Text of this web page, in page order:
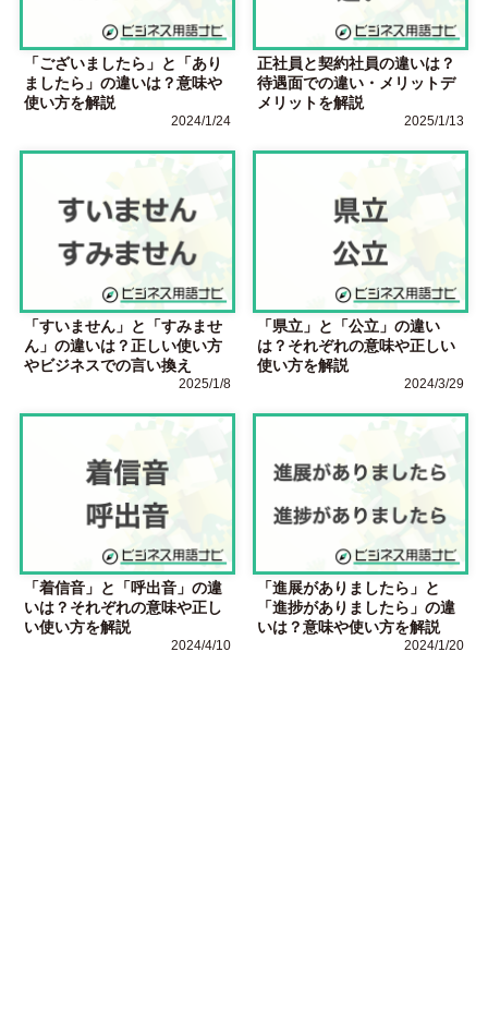
「ございましたら」と「あり
ましたら」の違いは？意味や
使い方を解説
2024/1/24
正社員と契約社員の違いは？
待遇面での違い・メリットデ
メリットを解説
2025/1/13
「すいません」と「すみませ
ん」の違いは？正しい使い方
やビジネスでの言い換え
2025/1/8
「県立」と「公立」の違い
は？それぞれの意味や正しい
使い方を解説
2024/3/29
「着信音」と「呼出音」の違
いは？それぞれの意味や正し
い使い方を解説
2024/4/10
「進展がありましたら」と
「進捗がありましたら」の違
いは？意味や使い方を解説
2024/1/20